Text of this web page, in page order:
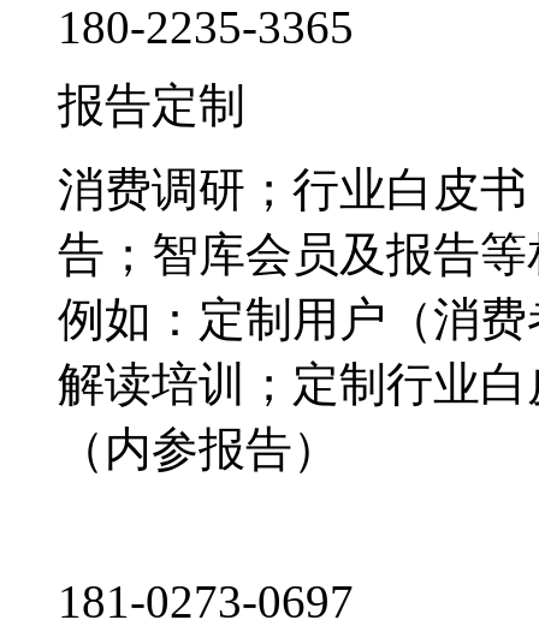
180-2235-3365
报告定制
消费调研；行业白皮
告；智库会员及报告
例如：定制用户（消
解读培训；定制行业
（内参报告）
181-0273-0697